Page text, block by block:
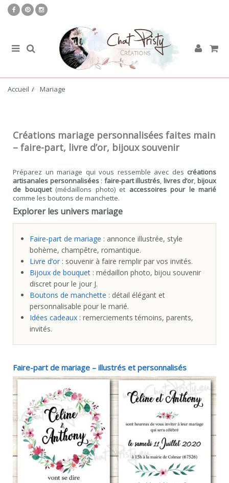
Accueil Mariage
Créations mariage personnalisées faites main
– faire-part, livre d’or, bijoux souvenir
Préparez un mariage qui vous ressemble avec des créations
artisanales personnalisées: faire-part illustrés, livres d’or,bijoux
de bouquet(médaillons photo) et accessoires pour le marié
comme les boutons de manchette.
Explorer les univers mariage
Faire-part de mariage : annonce illustrée, style
bohème, champêtre, romantique.
Livre d’or : souvenir à faire remplir par vos invités.
Bijoux de bouquet : médaillon photo, bijou souvenir
discret pour le jour J.
Boutons de manchette : détail élégant et
personnalisable pour le marié.
Idées cadeaux : remerciements témoins, parents,
invités.
Faire-part de mariage – illustrés et personnalisés